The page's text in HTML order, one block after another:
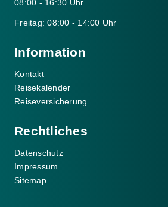
08:00 - 16:30 Uhr
Freitag: 08:00 - 14:00 Uhr
Information
Kontakt
Reisekalender
Reiseversicherung
Rechtliches
Datenschutz
Impressum
Sitemap